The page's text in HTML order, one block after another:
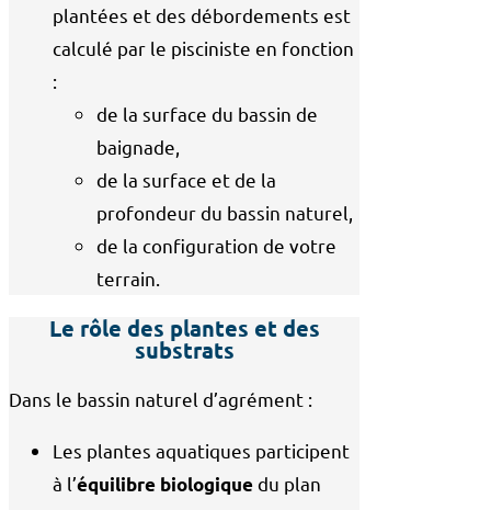
plantées et des débordements est
calculé par le pisciniste en fonction
:
de la surface du bassin de
baignade,
de la surface et de la
profondeur du bassin naturel,
de la configuration de votre
terrain.
Le rôle des plantes et des
substrats
Dans le bassin naturel d’agrément :
Les plantes aquatiques participent
à l’équilibre biologiquedu plan